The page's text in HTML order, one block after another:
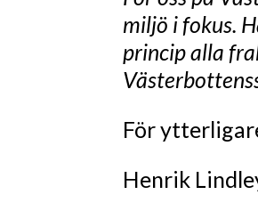
miljö i fokus.
princip alla
För
Henrik